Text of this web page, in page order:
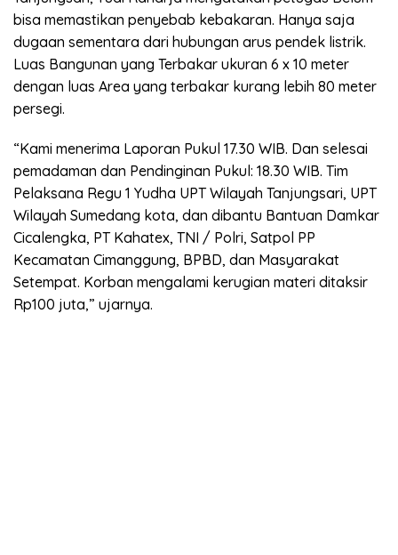
bisa memastikan penyebab kebakaran. Hanya saja
dugaan sementara dari hubungan arus pendek listrik.
Luas Bangunan yang Terbakar ukuran 6 x 10 meter
dengan luas Area yang terbakar kurang lebih 80 meter
persegi.
“Kami menerima Laporan Pukul 17.30 WIB. Dan selesai
pemadaman dan Pendinginan Pukul: 18.30 WIB. Tim
Pelaksana Regu 1 Yudha UPT Wilayah Tanjungsari, UPT
Wilayah Sumedang kota, dan dibantu Bantuan Damkar
Cicalengka, PT Kahatex, TNI / Polri, Satpol PP
Kecamatan Cimanggung, BPBD, dan Masyarakat
Setempat. Korban mengalami kerugian materi ditaksir
Rp100 juta,” ujarnya.